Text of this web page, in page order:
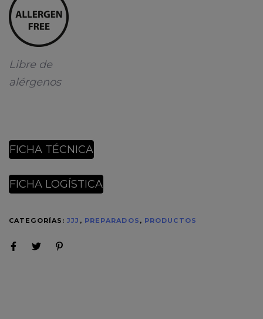
Libre de
alérgenos
FICHA TÉCNICA
FICHA LOGÍSTICA
CATEGORÍAS:JJJ , PREPARADOS , PRODUCTOS